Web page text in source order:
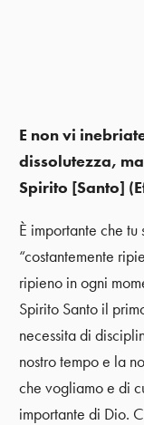
E non vi
dissolutezza,
Spirito [Santo]
È importante che
“costantemente
ripieno in ogni
Spirito Santo il
necessita di
nostro tempo e la
che vogliamo e di
importante di Dio.